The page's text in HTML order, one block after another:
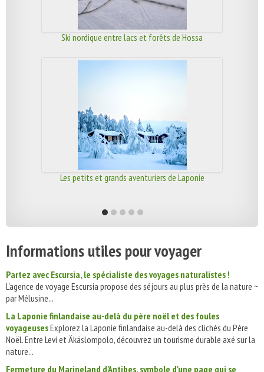
Ski nordique entre lacs et forêts de Hossa
Les petits et grands aventuriers de Laponie
Informations utiles pour voyager
Partez avec Escursia, le spécialiste des voyages naturalistes !
L'agence de voyage Escursia propose des séjours au plus près de la nature ~
par Mélusine...
La Laponie finlandaise au-delà du père noël et des foules
voyageusesExplorez la Laponie finlandaise au-delà des clichés du Père
Noël. Entre Levi et Äkäslompolo, découvrez un tourisme durable axé sur la
nature...
Fermeture du Marineland d'Antibes, symbole d'une page qui se